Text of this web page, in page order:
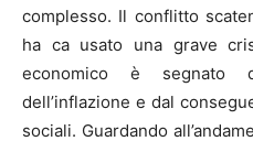
complesso. Il conflitto
ha ca usato una grave
economico è segnato
dell’inflazione e dal
sociali. Guardando